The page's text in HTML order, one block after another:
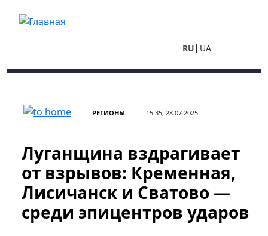
RU UA
РЕГИОНЫ 15:35, 28.07.2025
Луганщина вздрагивает
от взрывов: Кременная,
Лисичанск и Сватово —
среди эпицентров ударов